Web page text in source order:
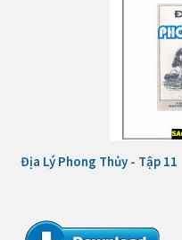
Địa Lý Phong Thủy - Tập 11